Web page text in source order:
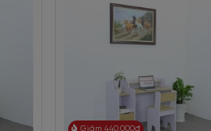
bút viết, thước kẻ… ngay trước mặt.
một cách gọn gàng, đẹp mắt.
ngăn, kệ lưu trữ ngay bên cạnh. Thứ tự
Giảm 440.000đ